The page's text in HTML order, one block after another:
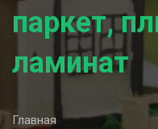
паркет,
ламинат
Главная